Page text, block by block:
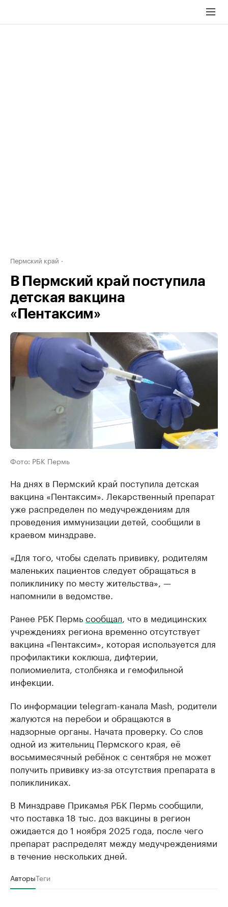
Пермский край
В Пермский край поступила
детская вакцина
«Пентаксим»
Фото: РБК Пермь
На днях в Пермский край поступила детская
вакцина «Пентаксим». Лекарственный препарат
уже распределен по медучреждениям для
проведения иммунизации детей, сообщили в
краевом минздраве.
«Для того, чтобы сделать прививку, родителям
маленьких пациентов следует обращаться в
поликлинику по месту жительства», —
напомнили в ведомстве.
Ранее РБК Пермьсообщал , что в медицинских
учреждениях региона временно отсутствует
вакцина «Пентаксим», которая используется для
профилактики коклюша, дифтерии,
полиомиелита, столбняка и гемофильной
инфекции.
По информации telegram-канала Mash, родители
жалуются на перебои и обращаются в
надзорные органы. Начата проверку. Со слов
одной из жительниц Пермского края, её
восьмимесячный ребёнок с сентября не может
получить прививку из-за отсутствия препарата в
поликлиниках.
В Минздраве Прикамья РБК Пермь сообщили,
что поставка 18 тыс. доз вакцины в регион
ожидается до 1 ноября 2025 года, после чего
препарат распределят между медучреждениями
в течение нескольких дней.
АвторыТеги